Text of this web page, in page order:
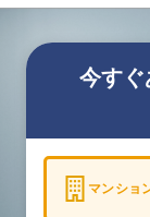
今すぐ
マンショ